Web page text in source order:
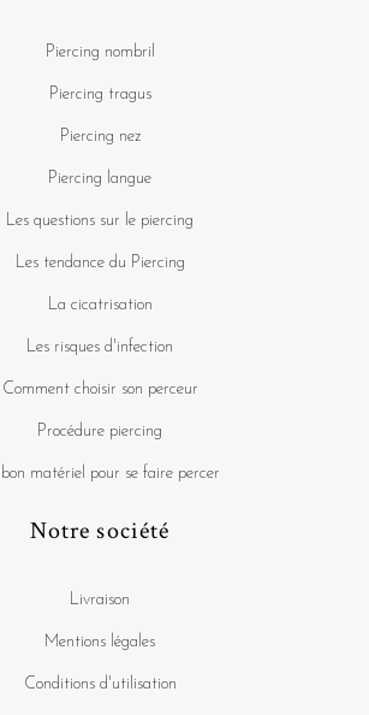
Piercing nombril
Piercing tragus
Piercing nez
Piercing langue
Les questions sur le piercing
Les tendance du Piercing
La cicatrisation
Les risques d'infection
Comment choisir son perceur
Procédure piercing
matériel pour se faire percer
Notre société
Livraison
Mentions légales
Conditions d'utilisation